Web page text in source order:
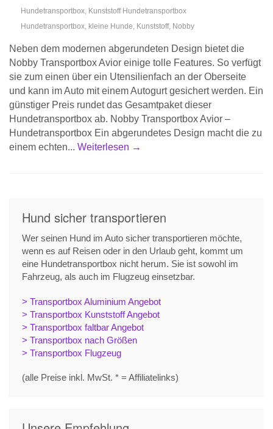
Hundetransportbox, Kunststoff Hundetransportbox
Hundetransportbox, kleine Hunde, Kunststoff, Nobby
Neben dem modernen abgerundeten Design bietet die
Nobby Transportbox Avior einige tolle Features. So verfügt
sie zum einen über ein Utensilienfach an der Oberseite
und kann im Auto mit einem Autogurt gesichert werden. Ein
günstiger Preis rundet das Gesamtpaket dieser
Hundetransportbox ab. Nobby Transportbox Avior –
Hundetransportbox Ein abgerundetes Design macht die zu
einem echten... Weiterlesen →
Hund sicher transportieren
Wer seinen Hund im Auto sicher transportieren möchte,
wenn es auf Reisen oder in den Urlaub geht, kommt um
eine Hundetransportbox nicht herum. Sie ist sowohl im
Fahrzeug, als auch im Flugzeug einsetzbar.
> Transportbox Aluminium Angebot
> Transportbox Kunststoff Angebot
> Transportbox faltbar Angebot
> Transportbox nach Größen
> Transportbox Flugzeug
(alle Preise inkl. MwSt. * = Affiliatelinks)